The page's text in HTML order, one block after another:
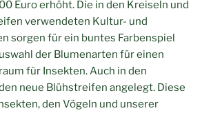
Euro erhöht. Die in den Kreiseln und
verwendeten Kultur- und
sorgen für ein buntes Farbenspiel
der Blumenarten für einen
für Insekten. Auch in den
neue Blühstreifen angelegt. Diese
den Vögeln und unserer